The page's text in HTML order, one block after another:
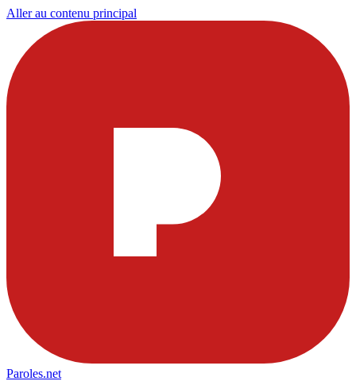
Aller au contenu principal
Paroles.net